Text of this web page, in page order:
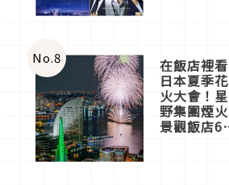
No.8 在飯店裡看
日本夏季花
火大會！星
野集團煙火
景觀飯店6